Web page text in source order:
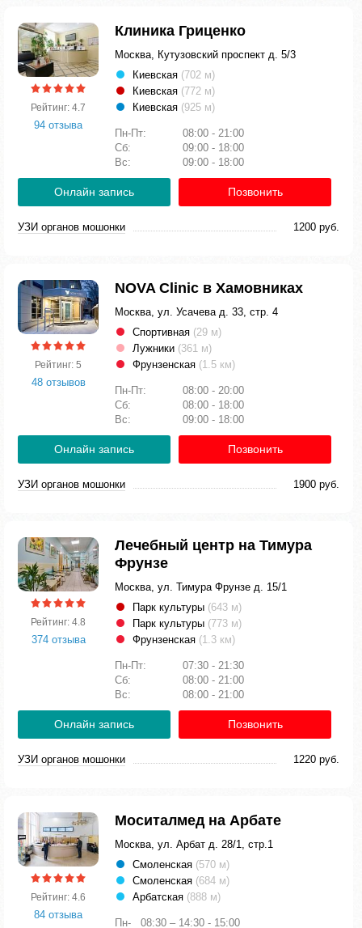
Рейтинг: 4.7
94 отзыва
Клиника Гриценко
Москва, Кутузовский проспект д. 5/3
Киевская (702 м)
Киевская (772 м)
Киевская (925 м)
Пн-Пт:
08:00 - 21:00
Сб:
09:00 - 18:00
Вс:
09:00 - 18:00
Онлайн запись Позвонить
УЗИ органов мошонки 1200 руб.
Рейтинг: 5
48 отзывов
NOVA Clinic в Хамовниках
Москва, ул. Усачева д. 33, стр. 4
Спортивная (29 м)
Лужники (361 м)
Фрунзенская (1.5 км)
Пн-Пт:
08:00 - 20:00
Сб:
08:00 - 18:00
Вс:
09:00 - 18:00
Онлайн запись Позвонить
УЗИ органов мошонки 1900 руб.
Рейтинг: 4.8
374 отзыва
Лечебный центр на Тимура
Фрунзе
Москва, ул. Тимура Фрунзе д. 15/1
Парк культуры (643 м)
Парк культуры (773 м)
Фрунзенская (1.3 км)
Пн-Пт:
07:30 - 21:30
Сб:
08:00 - 21:00
Вс:
08:00 - 21:00
Онлайн запись Позвонить
УЗИ органов мошонки 1220 руб.
Рейтинг: 4.6
84 отзыва
Моситалмед на Арбате
Москва, ул. Арбат д. 28/1, стр.1
Смоленская (570 м)
Смоленская (684 м)
Арбатская (888 м)
Пн- 08:30 – 14:30 - 15:00